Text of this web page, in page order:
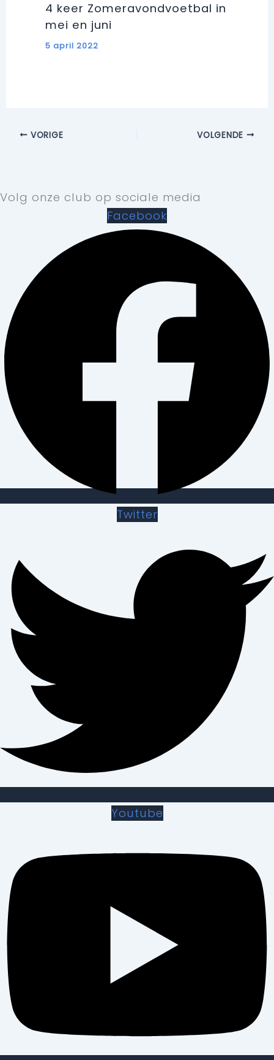
4 keer Zomeravondvoetbal in
mei en juni
5 april 2022
VORIGE VOLGENDE
Volg onze club op sociale media
Facebook
Twitter
Youtube